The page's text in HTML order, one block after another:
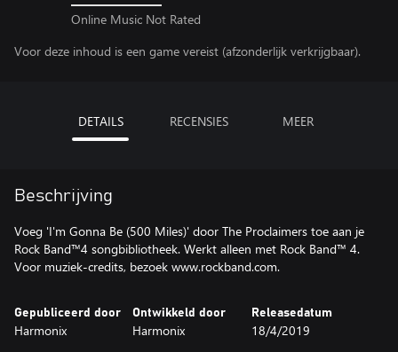
Online Music Not Rated
Voor deze inhoud is een game vereist (afzonderlijk verkrijgbaar).
DETAILS RECENSIES MEER
Beschrijving
Voeg 'I'm Gonna Be (500 Miles)' door The Proclaimers toe aan je
Rock Band™4 songbibliotheek. Werkt alleen met Rock Band™ 4.
Voor muziek-credits, bezoek www.rockband.com.
Gepubliceerd door
Harmonix
Ontwikkeld door
Harmonix
Releasedatum
18/4/2019